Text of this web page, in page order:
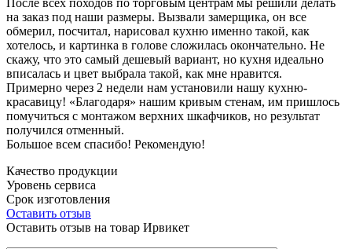
на заказ под наши размеры. Вызвали замерщика, он все
обмерил, посчитал, нарисовал кухню именно такой, как
хотелось, и картинка в голове сложилась окончательно. Не
скажу, что это самый дешевый вариант, но кухня идеально
вписалась и цвет выбрала такой, как мне нравится.
Примерно через 2 недели нам установили нашу кухню-
красавицу! «Благодаря» нашим кривым стенам, им пришлось
помучиться с монтажом верхних шкафчиков, но результат
получился отменный.
Большое всем спасибо! Рекомендую!
Качество продукции
Уровень сервиса
Срок изготовления
Оставить отзыв
Оставить отзыв на товар Ирвикет